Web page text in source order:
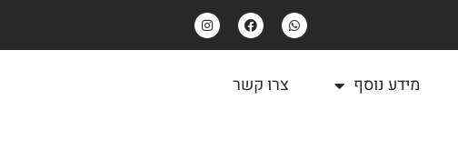
מידע נוסף צרו קשר